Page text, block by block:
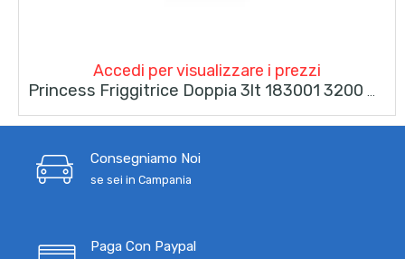
Accedi per visualizzare i prezzi
Consegniamo Noi
se sei in Campania
Paga Con Paypal